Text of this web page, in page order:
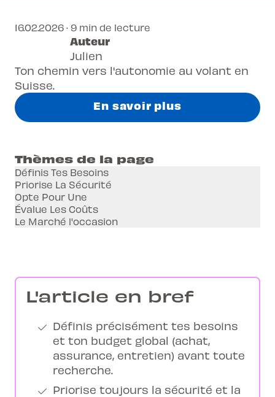
Ton chemin vers l'autonomie au volant en
Suisse.
En savoir plus
16.02.2026 · 9 min de lecture
Auteur
Julien
Thèmes de la page
Définis Tes Besoins
Priorise La Sécurité
Opte Pour Une
Évalue Les Coûts
Le Marché l'occasion
L'article en bref
Définis précisément tes besoins
et ton budget global (achat,
assurance, entretien) avant toute
recherche.
Priorise toujours la sécurité et la